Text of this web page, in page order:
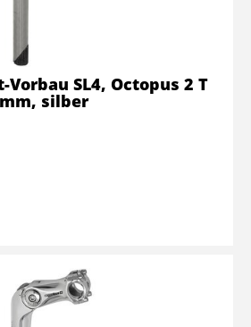
Vorbau SL4, Octopus 2 T
silber